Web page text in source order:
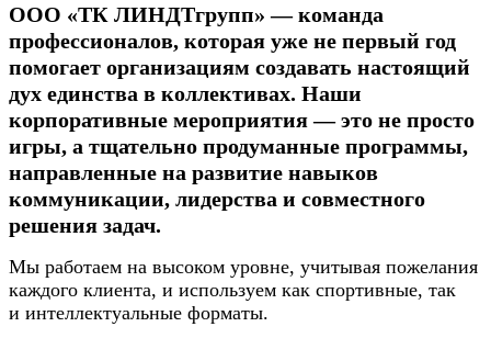
ООО «ТК ЛИНДТгрупп» — команда
профессионалов, которая уже не первый год
помогает организациям создавать настоящий
дух единства в коллективах. Наши
корпоративные мероприятия — это не просто
игры, а тщательно продуманные программы,
направленные на развитие навыков
коммуникации, лидерства и совместного
решения задач.
Мы работаем на высоком уровне, учитывая пожелания
каждого клиента, и используем как спортивные, так
и интеллектуальные форматы.